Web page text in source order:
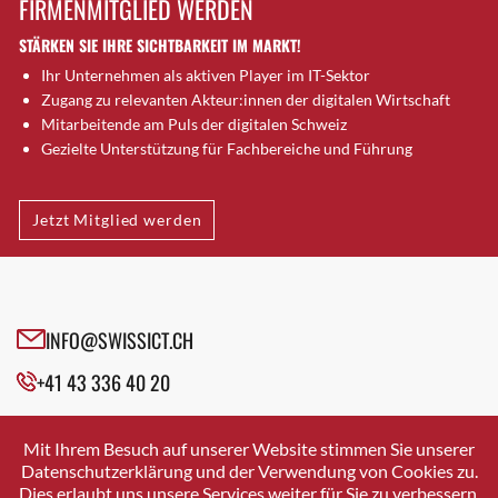
Brugg AG
Brütten
Bubendorf
Bubikon
Buchs (SG)
Bäretswil
Bülach
Cazis
Crissier
Davos Platz
Dierikon
Dietikon
FIRMENMITGLIED WERDEN
STÄRKEN SIE IHRE SICHTBARKEIT IM MARKT!
Ihr Unternehmen als aktiven Player im IT-Sektor
Zugang zu relevanten Akteur:innen der digitalen Wirtschaft
Mitarbeitende am Puls der digitalen Schweiz
Gezielte Unterstützung für Fachbereiche und Führung
Jetzt Mitglied werden
INFO@SWISSICT.CH
+41 43 336 40 20
SWISSICT
VULKANSTRASSE 120
8048 ZURICH
Mit Ihrem Besuch auf unserer Website stimmen Sie unserer
Datenschutzerklärung und der Verwendung von Cookies zu.
Dies erlaubt uns unsere Services weiter für Sie zu verbessern.